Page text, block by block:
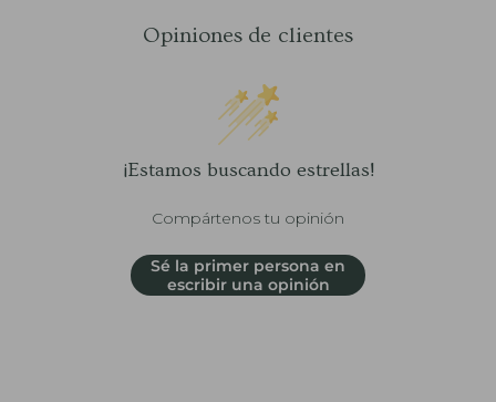
Opiniones de clientes
¡Estamos buscando estrellas!
Compártenos tu opinión
Sé la primer persona en
escribir una opinión